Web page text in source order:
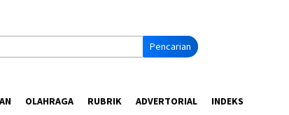
Pencarian
OLAHRAGA RUBRIK ADVERTORIAL INDEKS